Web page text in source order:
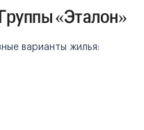
«Эталон»
варианты жилья: